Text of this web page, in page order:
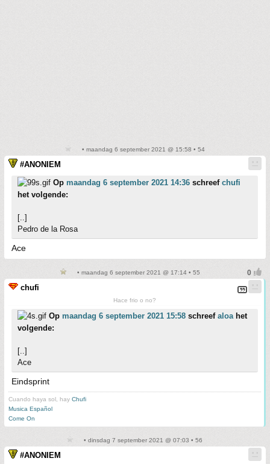
• maandag 6 september 2021 @ 15:58 • 54
#ANONIEM
Op maandag 6 september 2021 14:36 schreef chufi
het volgende:
[..]
Pedro de la Rosa
Ace
• maandag 6 september 2021 @ 17:14 • 55
chufi
Hace frio o no?
Op maandag 6 september 2021 15:58 schreef aloahet
volgende:
[..]
Ace
Eindsprint
Cuando haya sol, hay Chufi
Musica Español
Come On
• dinsdag 7 september 2021 @ 07:03 • 56
#ANONIEM